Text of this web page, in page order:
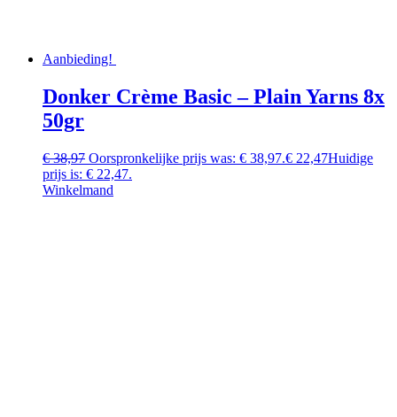
Aanbieding!
Donker Crème Basic – Plain Yarns 8x
50gr
€38,97 Oorspronkelijke prijs was: € 38,97.€ 22,47Huidige
prijs is: € 22,47.
Winkelmand